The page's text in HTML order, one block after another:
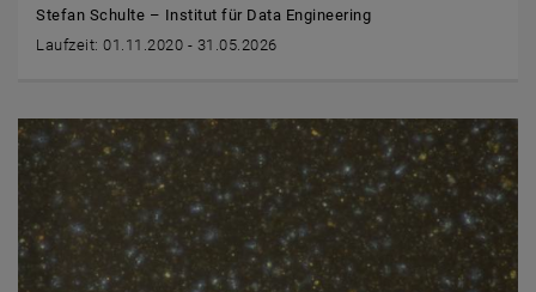
Stefan Schulte – Institut für Data Engineering
Laufzeit: 01.11.2020 - 31.05.2026